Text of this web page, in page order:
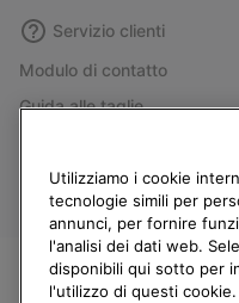
Servizio clienti
Modulo di contatto
Guida alle taglie
Resi
Recedi dal contratto
I miei ordini
Spedizione
Utilizziamo i cookie
tecnologie simili per
annunci, per fornire
l'analisi dei dati web.
disponibili qui sotto per
l'utilizzo di questi